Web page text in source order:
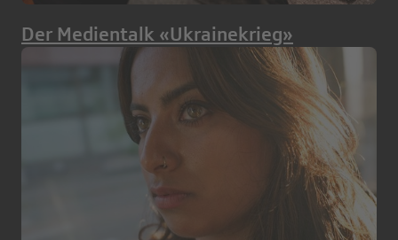
Der Medientalk «Ukrainekrieg»